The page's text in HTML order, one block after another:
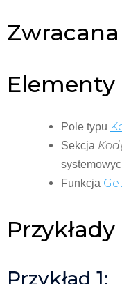
Elementy
Pole typu
Sekcja
Funkcja
Przykłady
Przykład 1: